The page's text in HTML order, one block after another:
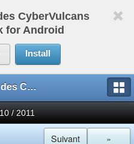
CyberVulcans
for Android
Install
Le forum des CyberVulcans
/ 2011
»
Suivant